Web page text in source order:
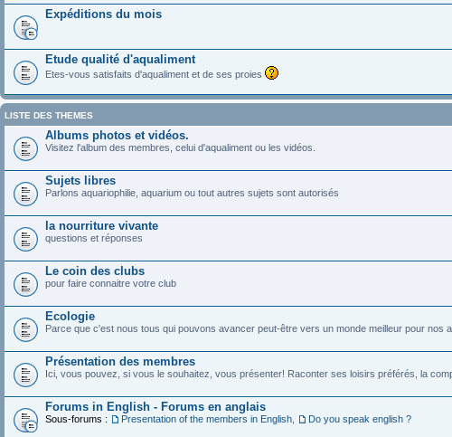
Expéditions du mois
Etude qualité d'aqualiment
Etes-vous satisfaits d'aqualiment et de ses proies
LISTE DES THEMES
Albums photos et vidéos.
Visitez l'album des membres, celui d'aqualiment ou les vidéos.
Sujets libres
Parlons aquariophilie, aquarium ou tout autres sujets sont autorisés
la nourriture vivante
questions et réponses
Le coin des clubs
pour faire connaitre votre club
Ecologie
Parce que c'est nous tous qui pouvons avancer peut-être vers un monde meilleur pour nos
Présentation des membres
Ici, vous pouvez, si vous le souhaitez, vous présenter! Raconter ses loisirs préférés, la
Forums in English - Forums en anglais
Sous-forums : Presentation of the members in English Do you speak english ?